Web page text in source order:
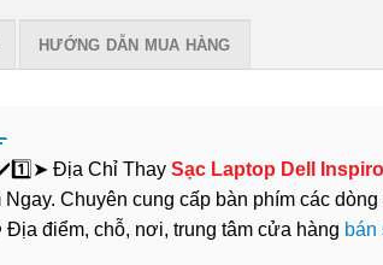
HƯỚNG DẪN MUA HÀNG
Địa Chỉ Thay Sạc Laptop Dell
Ngay. Chuyên cung cấp bàn phím các
điểm, chỗ, nơi, trung tâm cửa hàng bán